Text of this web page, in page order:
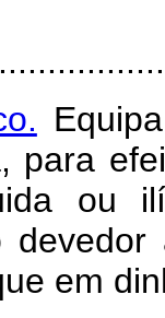
para
ou
em